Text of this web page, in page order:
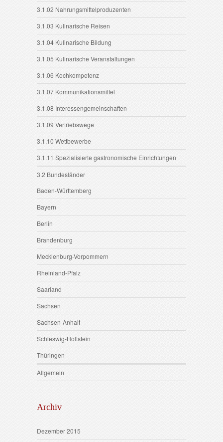
3.1.02 Nahrungsmittelproduzenten
3.1.03 Kulinarische Reisen
3.1.04 Kulinarische Bildung
3.1.05 Kulinarische Veranstaltungen
3.1.06 Kochkompetenz
3.1.07 Kommunikationsmittel
3.1.08 Interessengemeinschaften
3.1.09 Vertriebswege
3.1.10 Wettbewerbe
3.1.11 Spezialisierte gastronomische Einrichtungen
3.2 Bundesländer
Baden-Württemberg
Bayern
Berlin
Brandenburg
Mecklenburg-Vorpommern
Rheinland-Pfalz
Saarland
Sachsen
Sachsen-Anhalt
Schleswig-Holtstein
Thüringen
Allgemein
Archiv
Dezember 2015